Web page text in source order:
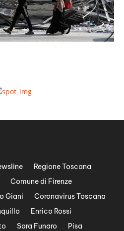
Regione Toscana
Comune di Firenze
Giani
Coronavirus Toscana
Enrico Rossi
Sara Funaro
Pisa